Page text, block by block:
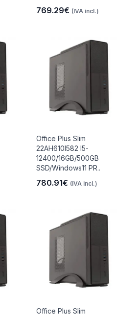
769.29€ (IVA incl.)
Office Plus Slim
22AH610I582 I5-
12400/16GB/500GB
SSD/Windows11 PR..
780.91€ (IVA incl.)
Office Plus Slim